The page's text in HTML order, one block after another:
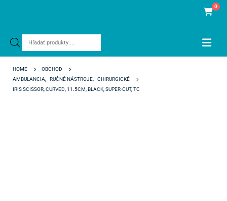
Products
0
HOME
OBCHOD
AMBULANCIA
RUČNÉ NÁSTROJE
CHIRURGICKÉ
IRIS SCISSOR, CURVED, 11.5CM, BLACK, SUPER-CUT, TC